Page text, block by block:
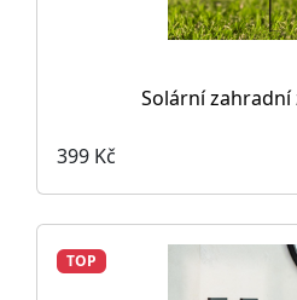
Solární
399 Kč
TOP